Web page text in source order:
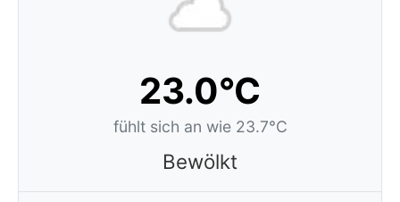
23.0°C
fühlt sich an wie 23.7°C
Bewölkt